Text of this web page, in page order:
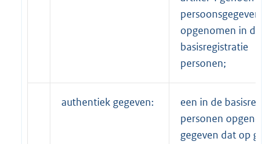
persoonsgegevens
opgenomen in de
basisregistratie
personen;
authentiek gegeven:
een in de
personen
gegeven dat op